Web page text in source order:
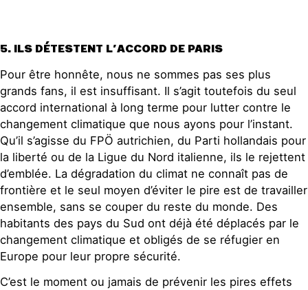
5. ILS DÉTESTENT L’ACCORD DE PARIS
Pour être honnête, nous ne sommes pas ses plus
grands fans, il est insuffisant. Il s’agit toutefois du seul
accord international à long terme pour lutter contre le
changement climatique que nous ayons pour l’instant.
Qu’il s’agisse du FPÖ autrichien, du Parti hollandais pour
la liberté ou de la Ligue du Nord italienne, ils le rejettent
d’emblée. La dégradation du climat ne connaît pas de
frontière et le seul moyen d’éviter le pire est de travailler
ensemble, sans se couper du reste du monde. Des
habitants des pays du Sud ont déjà été déplacés par le
changement climatique et obligés de se réfugier en
Europe pour leur propre sécurité.
C’est le moment ou jamais de prévenir les pires effets